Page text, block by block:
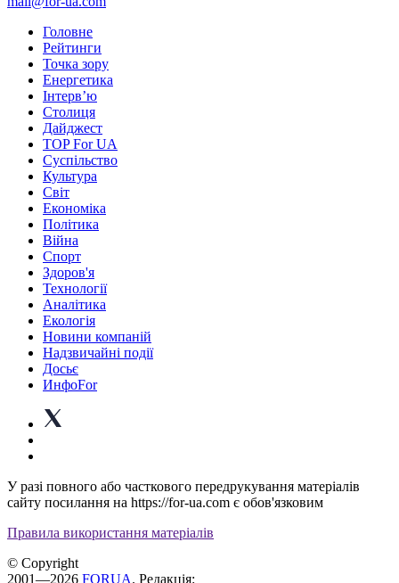
Головне
Рейтинги
Точка зору
Енергетика
Інтерв’ю
Столиця
Дайджест
TOP For UA
Суспiльство
Культура
Світ
Економіка
Політика
Війна
Спорт
Здоров'я
Технології
Аналітика
Екологія
Новини компаній
Надзвичайні події
Досьє
ИнфоFor
У разі повного або часткового передрукування матеріалів
сайту посилання на https://for-ua.com є обов'язковим
Правила використання матеріалів
© Copyright
2001—2026 FORUA. Редакція: